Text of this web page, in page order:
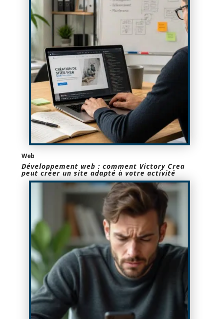
Web
Développement web : comment Victory Crea
peut créer un site adapté à votre activité